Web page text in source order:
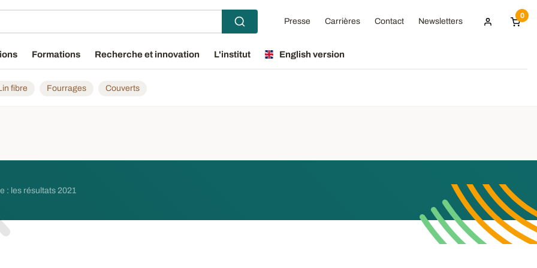
Presse Carrières Contact Newsletters
0
Formations Recherche et innovation L'institut English version
fibre Fourrages Couverts
: les résultats 2021